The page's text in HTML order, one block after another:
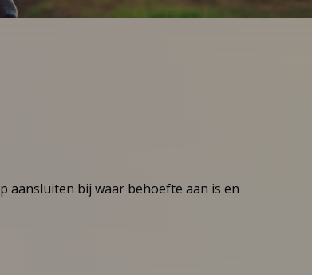
aansluiten bij waar behoefte aan is en